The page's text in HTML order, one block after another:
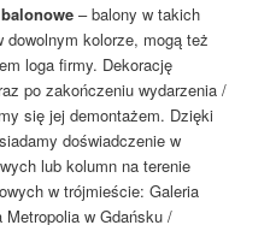
– balony w takich
kolorze, mogą też
loga firmy. Dekorację
po zakończeniu wydarzenia /
się jej demontażem. Dzięki
doświadczenie w
lub kolumn na terenie
w trójmieście: Galeria
Metropolia w Gdańsku /